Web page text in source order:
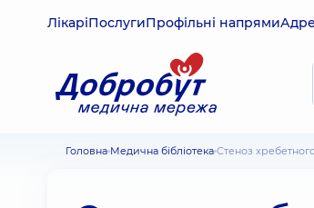
ЛікаріПослугиПрофільні напрями
Головна Медична бібліотека Стеноз